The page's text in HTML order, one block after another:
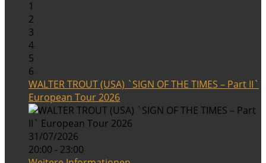
1
2
3
4
5
6
WALTER TROUT (USA) `SIGN OF THE TIMES – Part II`
European Tour 2026
31/07/2026
20:00 - 23:00